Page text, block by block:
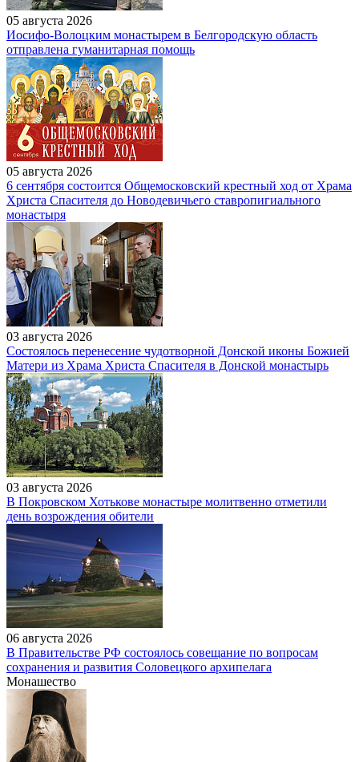
05 августа 2026
Иосифо-Волоцким монастырем в Белгородскую область
отправлена гуманитарная помощь
05 августа 2026
6 сентября состоится Общемосковский крестный ход от Храма
Христа Спасителя до Новодевичьего ставропигиального
монастыря
03 августа 2026
Состоялось перенесение чудотворной Донской иконы Божией
Матери из Храма Христа Спасителя в Донской монастырь
03 августа 2026
В Покровском Хотькове монастыре молитвенно отметили
день возрождения обители
06 августа 2026
В Правительстве РФ состоялось совещание по вопросам
сохранения и развития Соловецкого архипелага
Монашество